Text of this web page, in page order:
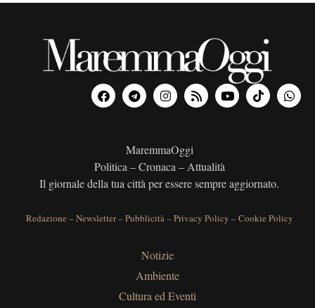
MaremmaOggi
Politica – Cronaca – Attualità
Il giornale della tua città per essere sempre aggiornato.
Redazione –Newsletter–Pubblicità–Privacy Policy –Cookie Policy
Notizie
Ambiente
Cultura ed Eventi